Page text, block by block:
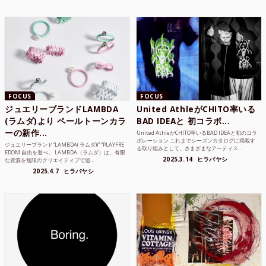
FOCUS
ジュエリーブランドLAMBDA
(ラムダ)より ペールトーンカラ
ーの新作...
ジュエリーブランド“LAMBDA( ラムダ))” “PLAYFRE
EDOM 自由を遊べ。 LAMBDA（ラムダ）は、有限
な資源を無限のクリエイティブで追...
2025.4.7 ヒラバヤシ
FOCUS
United AthleがCHITO率いる
BAD IDEAと 初コラボ...
United AthleがCHITO率いるBAD IDEAと初のコラ
ボレーション これまでシーズンカタログに掲載す
る取り組みとして、さまざまなアーティス...
2025.3.14 ヒラバヤシ